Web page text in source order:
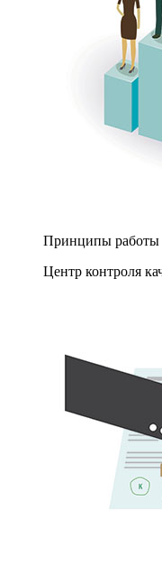
Принципы работы
Центр контроля